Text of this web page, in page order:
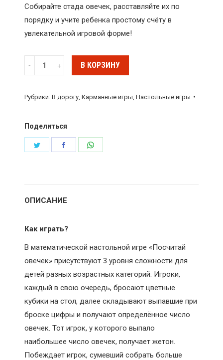
Собирайте стада овечек, расставляйте их по
порядку и учите ребенка простому счёту в
увлекательной игровой форме!
Количество
Настольная
"Посчитай
В КОРЗИНУ
Рубрики:В дорогу ,Карманные игры ,Настольные игры
Поделиться
ПоделитьсяПоделиться
ОПИСАНИЕ
Как играть?
В математической настольной игре «Посчитай
овечек» присутствуют 3 уровня сложности для
детей разных возрастных категорий. Игроки,
каждый в свою очередь, бросают цветные
кубики на стол, далее складывают выпавшие при
броске цифры и получают определённое число
овечек. Тот игрок, у которого выпало
наибольшее число овечек, получает жетон.
Побеждает игрок, сумевший собрать больше